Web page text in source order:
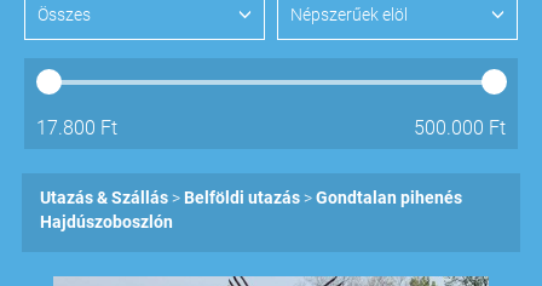
Összes Népszerűek elöl
17.800 Ft 500.000 Ft
Utazás & Szállás Belföldi utazás
Gondtalan pihenés
Hajdúszoboszlón